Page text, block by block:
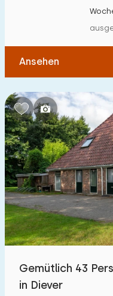
5
1 2
Zum Wasser(max. km):
1 2 5
Zu öffentlichen
0,2 0,5 1
Unterkunft
Im Ferienpark
Ansehen
Gemütlich 43
in Diever